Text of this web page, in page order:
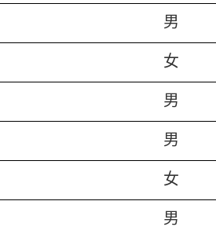
男
女
男
男
女
男